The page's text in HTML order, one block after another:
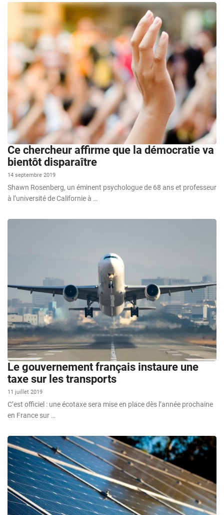
Ce chercheur affirme que la démocratie va
bientôt disparaître
14 septembre 2019
Shawn Rosenberg, un éminent psychologue de 68 ans et professeur
à l’université de Californie à …
Le gouvernement français instaure une
taxe sur les transports
11 juillet 2019
C’est officiel : une écotaxe sera mise en place dès l’année prochaine
en France sur …